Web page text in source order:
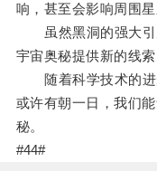
响，甚至会影响周围星
虽然黑洞的强大引
宇宙奥秘提供新的线索
随着科学技术的进
或许有朝一日，我们
秘。
#44#